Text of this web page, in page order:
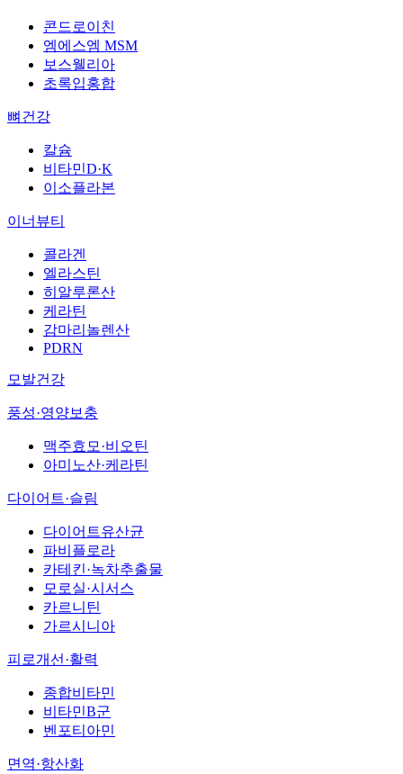
콘드로이친
엠에스엠 MSM
보스웰리아
초록입홍합
뼈건강
칼슘
비타민D·K
이소플라본
이너뷰티
콜라겐
엘라스틴
히알루론산
케라틴
감마리놀렌산
PDRN
모발건강
풍성·영양보충
맥주효모·비오틴
아미노산·케라틴
다이어트·슬림
다이어트유산균
파비플로라
카테킨·녹차추출물
모로실·시서스
카르니틴
가르시니아
피로개선·활력
종합비타민
비타민B군
벤포티아민
면역·항산화